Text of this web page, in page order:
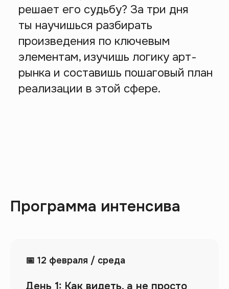
Программа интенсива
📅 12 февраля / среда
День 1: Как видеть, а не просто